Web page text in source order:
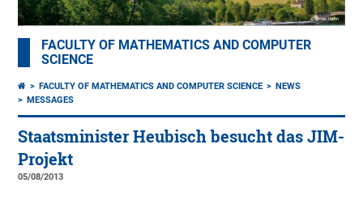
FACULTY OF MATHEMATICS AND COMPUTER
SCIENCE
FACULTY OF MATHEMATICS AND COMPUTER SCIENCE
NEWS
MESSAGES
Staatsminister Heubisch besucht das JIM-
Projekt
05/08/2013